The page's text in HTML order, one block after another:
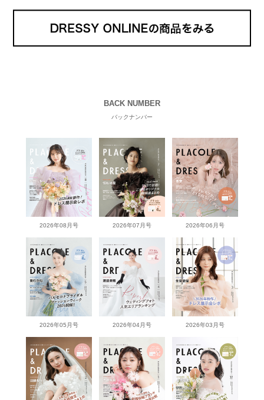
BACK NUMBER
バックナンバー
2026年08月号 2026年07月号 2026年06月号
2026年05月号 2026年04月号 2026年03月号